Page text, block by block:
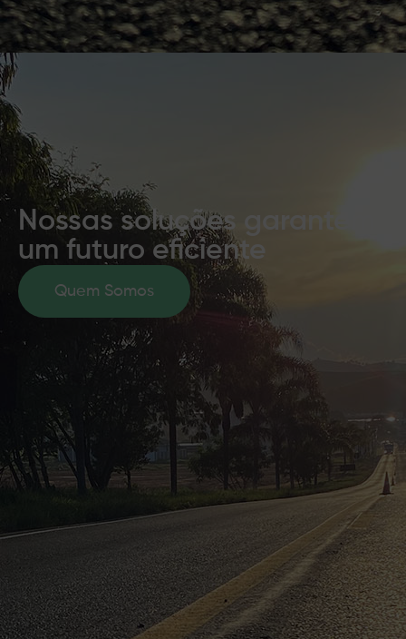
Nossas soluções garantem
um futuro eficiente​
Quem Somos